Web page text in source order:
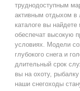
труднодоступным
активным отдыхом в
каталоге вы
обеспечат высокую
условиях. Модели
глубокого снега и
длительный срок
вы на охоту,
наши снегоходы